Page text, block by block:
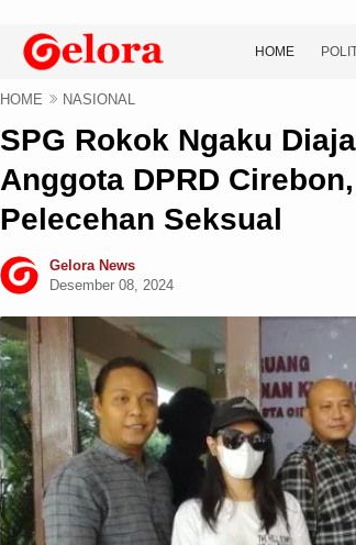
HOME
HOME NASIONAL
SPG Rokok Ngaku
Anggota DPRD
Pelecehan Seksual
Gelora News
Desember 08, 2024